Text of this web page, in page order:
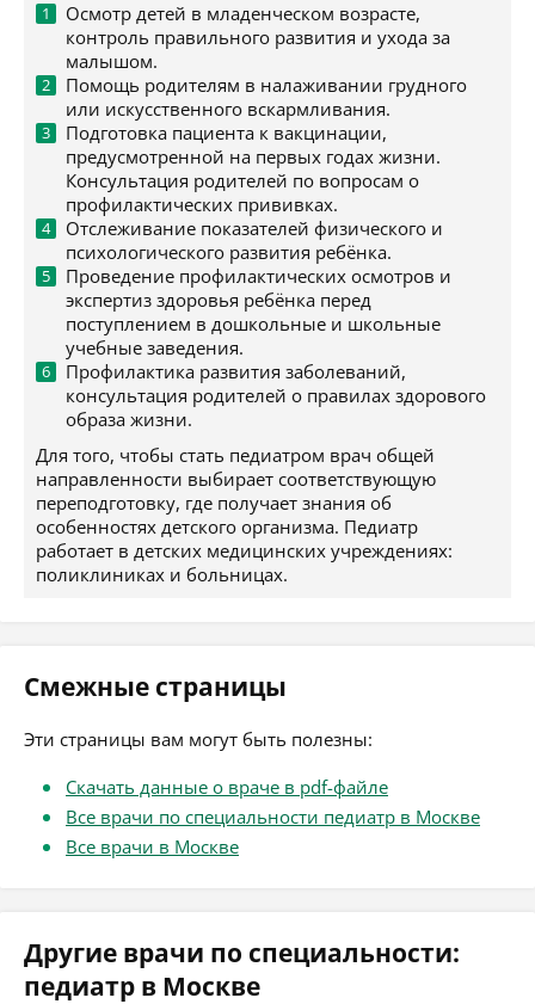
Осмотр детей в младенческом возрасте,
контроль правильного развития и ухода за
малышом.
Помощь родителям в налаживании грудного
или искусственного вскармливания.
Подготовка пациента к вакцинации,
предусмотренной на первых годах жизни.
Консультация родителей по вопросам о
профилактических прививках.
Отслеживание показателей физического и
психологического развития ребёнка.
Проведение профилактических осмотров и
экспертиз здоровья ребёнка перед
поступлением в дошкольные и школьные
учебные заведения.
Профилактика развития заболеваний,
консультация родителей о правилах здорового
образа жизни.
Для того, чтобы стать педиатром врач общей
направленности выбирает соответствующую
переподготовку, где получает знания об
особенностях детского организма. Педиатр
работает в детских медицинских учреждениях:
поликлиниках и больницах.
Смежные страницы
Эти страницы вам могут быть полезны:
Скачать данные о враче в pdf-файле
Все врачи по специальности педиатр в Москве
Все врачи в Москве
Другие врачи по специальности:
педиатр в Москве